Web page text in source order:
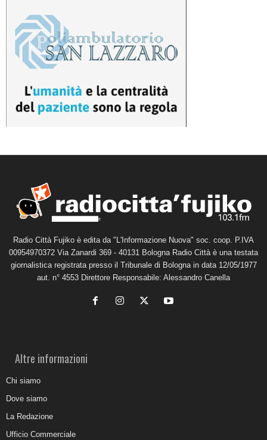
Radio Città Fujiko è edita da "L'Informazione Nuova" soc. coop. P.IVA
00954970372 Via Zanardi 369 - 40131 Bologna Radio Città è una testata
giornalistica registrata presso il Tribunale di Bologna in data 12/05/1977
aut. n° 4553 Direttore Responsabile: Alessandro Canella
Altre informazioni
Chi siamo
Dove siamo
La Redazione
Ufficio Commerciale